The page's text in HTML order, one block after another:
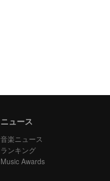
ニュース
音楽ニュース
ランキング
Music Awards